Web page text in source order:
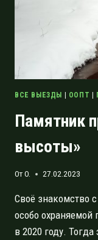
ВСЕ ВЫЕЗДЫ | ООПТ |
Памятник
высоты»
ОтO. 27.02.2023
Своё знакомство
особо охраняемой
в 2020 году.